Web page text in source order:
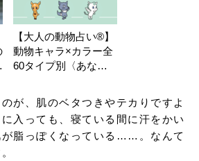
【大人の動物占い®】
動物キャラ×カラー全
60タイプ別〈あなた
が、肌のベタつきやテカりですよ
入っても、寝ている間に汗をかい
が脂っぽくなっている……。なんて